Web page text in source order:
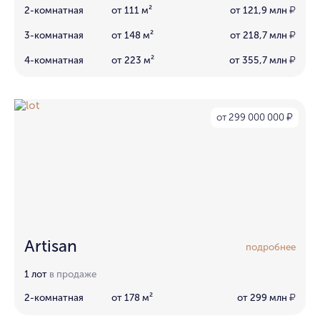
2-комнатная от 111 м² от 121,9 млн ₽
3-комнатная от 148 м² от 218,7 млн ₽
4-комнатная от 223 м² от 355,7 млн ₽
от 299 000 000 ₽
Artisan подробнее
1 лот в продаже
2-комнатная от 178 м² от 299 млн ₽